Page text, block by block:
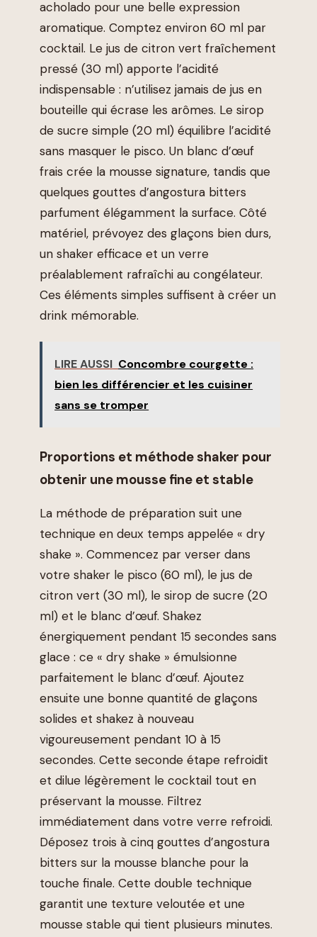
acholado pour une belle expression
aromatique. Comptez environ 60 ml par
cocktail. Le jus de citron vert fraîchement
pressé (30 ml) apporte l’acidité
indispensable : n’utilisez jamais de jus en
bouteille qui écrase les arômes. Le sirop
de sucre simple (20 ml) équilibre l’acidité
sans masquer le pisco. Un blanc d’œuf
frais crée la mousse signature, tandis que
quelques gouttes d’angostura bitters
parfument élégamment la surface. Côté
matériel, prévoyez des glaçons bien durs,
un shaker efficace et un verre
préalablement rafraîchi au congélateur.
Ces éléments simples suffisent à créer un
drink mémorable.
LIRE AUSSI Concombre courgette :
bien les différencier et les cuisiner
sans se tromper
Proportions et méthode shaker pour
obtenir une mousse fine et stable
La méthode de préparation suit une
technique en deux temps appelée « dry
shake ». Commencez par verser dans
votre shaker le pisco (60 ml), le jus de
citron vert (30 ml), le sirop de sucre (20
ml) et le blanc d’œuf. Shakez
énergiquement pendant 15 secondes sans
glace : ce « dry shake » émulsionne
parfaitement le blanc d’œuf. Ajoutez
ensuite une bonne quantité de glaçons
solides et shakez à nouveau
vigoureusement pendant 10 à 15
secondes. Cette seconde étape refroidit
et dilue légèrement le cocktail tout en
préservant la mousse. Filtrez
immédiatement dans votre verre refroidi.
Déposez trois à cinq gouttes d’angostura
bitters sur la mousse blanche pour la
touche finale. Cette double technique
garantit une texture veloutée et une
mousse stable qui tient plusieurs minutes.